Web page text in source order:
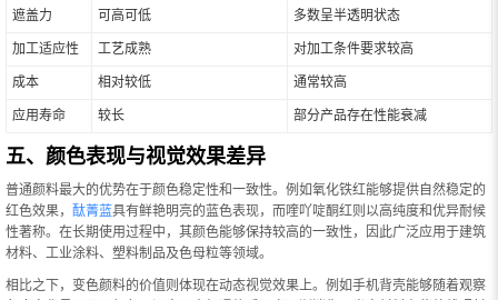
遮盖力 可高可低 多数呈半透明状态
加工适应性 工艺成熟 对加工条件要求较高
成本 相对较低 通常较高
应用寿命 较长 部分产品存在性能衰减
五、颜色表现与视觉效果差异
普通颜料最大的优势在于颜色稳定性和一致性。例如氧化铁红能够提供自然稳定的
红色效果， 酞菁蓝具有鲜艳明亮的蓝色表现，而喹吖啶酮红则以高纯度和优异耐候
性著称。在长期使用过程中，其颜色能够保持较高的一致性，因此广泛应用于建筑
材料、工业涂料、塑料制品及色母粒等领域。
相比之下，变色颜料的价值则体现在动态视觉效果上。例如手机背壳能够随着观察